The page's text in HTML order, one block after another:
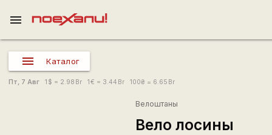
menu
Каталог
Пт, 7 Авг 1 $ = 2.98 Br 1€ = 3.44 Br 100₴ = 6.65 Br
Велоштаны
Вело лосины